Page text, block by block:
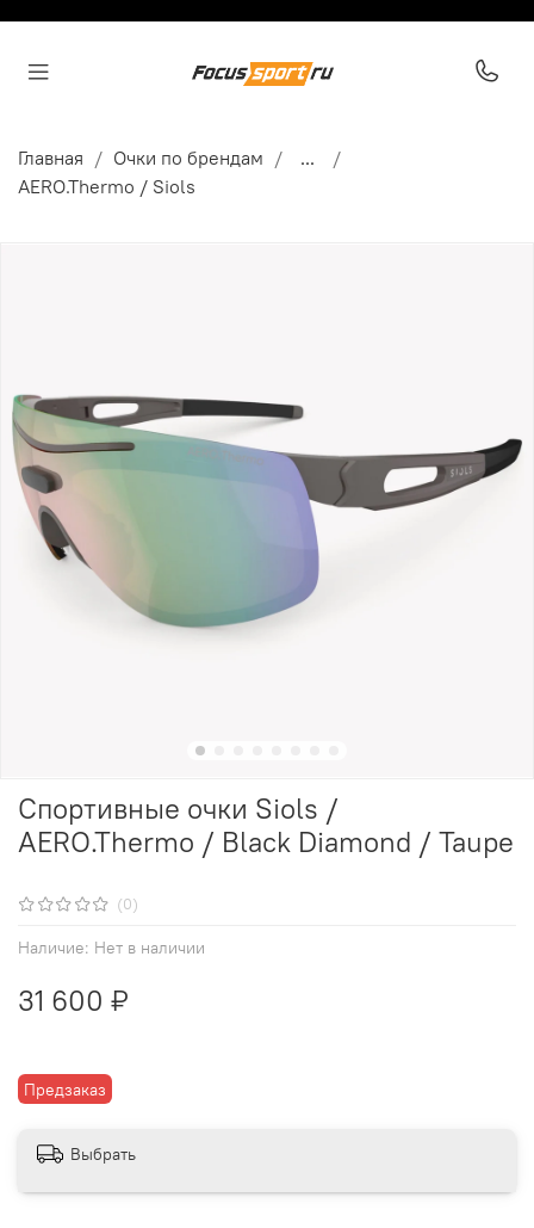
Главная Очки по брендам
...
AERO.Thermo / Siols
(0)
Наличие: Нет в наличии
Предзаказ
Спортивные очки Siols /
AERO.Thermo / Black Diamond / Taupe
31 600 ₽
Выбрать